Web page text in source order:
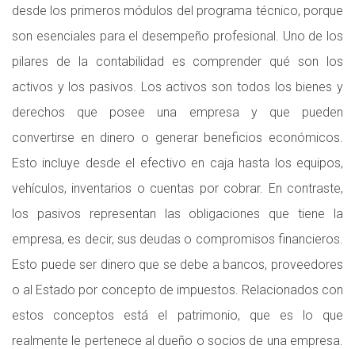
desde los primeros módulos del programa técnico, porque
son esenciales para el desempeño profesional. Uno de los
pilares de la contabilidad es comprender qué son los
activos y los pasivos. Los activos son todos los bienes y
derechos que posee una empresa y que pueden
convertirse en dinero o generar beneficios económicos.
Esto incluye desde el efectivo en caja hasta los equipos,
vehículos, inventarios o cuentas por cobrar. En contraste,
los pasivos representan las obligaciones que tiene la
empresa, es decir, sus deudas o compromisos financieros.
Esto puede ser dinero que se debe a bancos, proveedores
o al Estado por concepto de impuestos. Relacionados con
estos conceptos está el patrimonio, que es lo que
realmente le pertenece al dueño o socios de una empresa.